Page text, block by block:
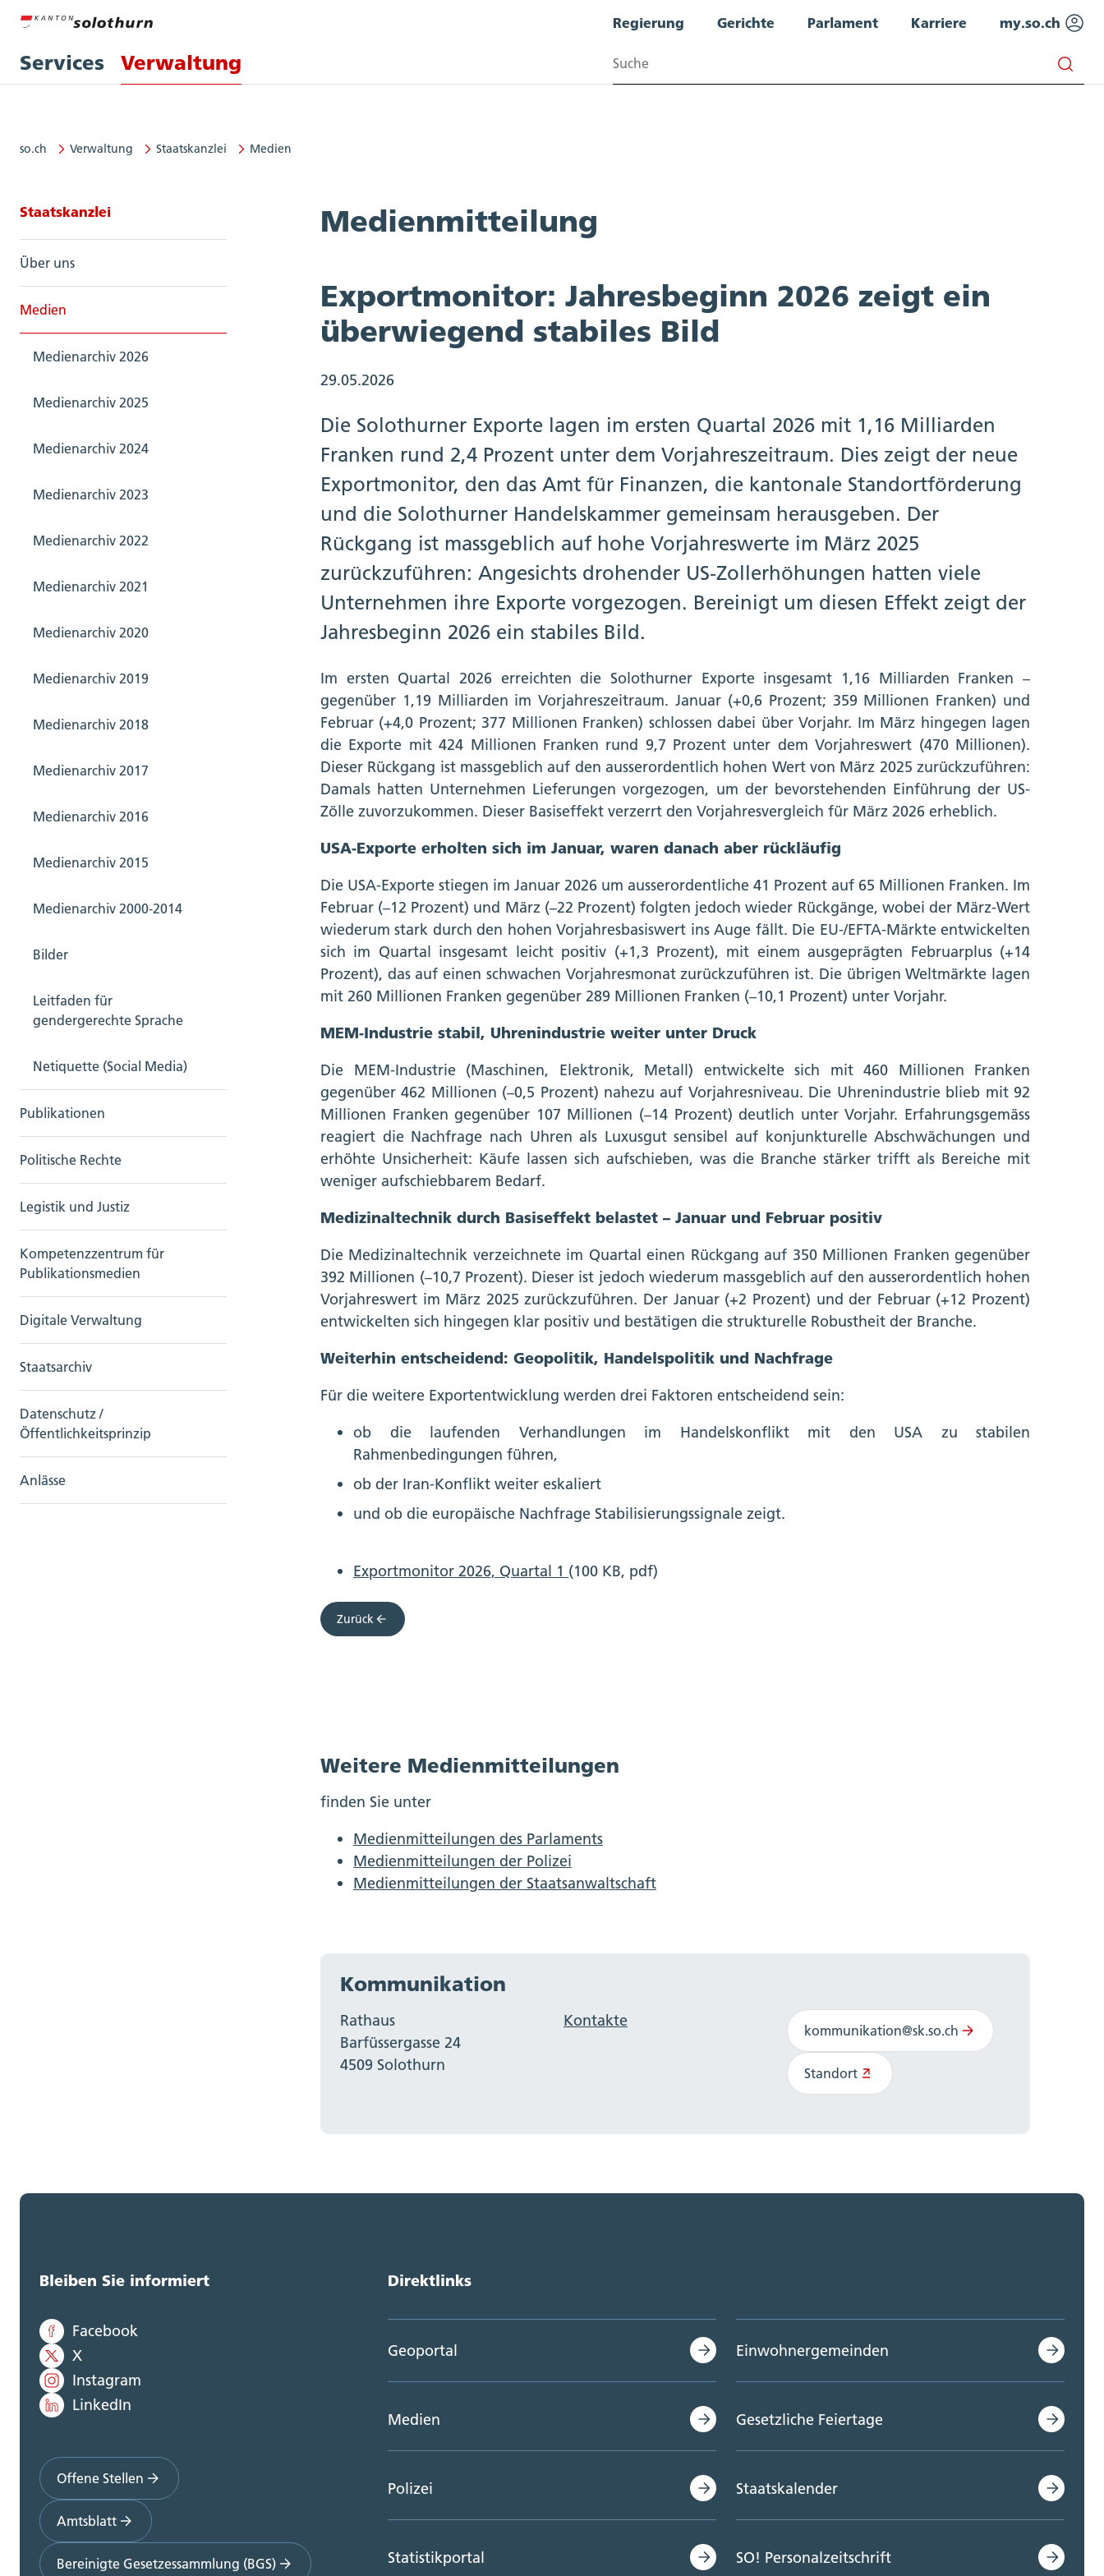
Services Verwaltung
Regierung Gerichte Parlament Karriere my.so.ch
Suchen
so.ch Verwaltung Staatskanzlei Medien
Seitennavigation: Staatskanzlei
Staatskanzlei
Über uns
Medien
Medienarchiv 2026
Medienarchiv 2025
Medienarchiv 2024
Medienarchiv 2023
Medienarchiv 2022
Medienarchiv 2021
Medienarchiv 2020
Medienarchiv 2019
Medienarchiv 2018
Medienarchiv 2017
Medienarchiv 2016
Medienarchiv 2015
Medienarchiv 2000-2014
Bilder
Leitfaden für
gendergerechte Sprache
Netiquette (Social Media)
Publikationen
Politische Rechte
Legistik und Justiz
Kompetenzzentrum für
Publikationsmedien
Digitale Verwaltung
Staatsarchiv
Datenschutz /
Öffentlichkeitsprinzip
Anlässe
Medienmitteilung
Exportmonitor: Jahresbeginn 2026 zeigt ein
überwiegend stabiles Bild
29.05.2026
Die Solothurner Exporte lagen im ersten Quartal 2026 mit 1,16 Milliarden
Franken rund 2,4 Prozent unter dem Vorjahreszeitraum. Dies zeigt der neue
Exportmonitor, den das Amt für Finanzen, die kantonale Standortförderung
und die Solothurner Handelskammer gemeinsam herausgeben. Der
Rückgang ist massgeblich auf hohe Vorjahreswerte im März 2025
zurückzuführen: Angesichts drohender US-Zollerhöhungen hatten viele
Unternehmen ihre Exporte vorgezogen. Bereinigt um diesen Effekt zeigt der
Jahresbeginn 2026 ein stabiles Bild.
Im ersten Quartal 2026 erreichten die Solothurner Exporte insgesamt 1,16 Milliarden Franken –
gegenüber 1,19 Milliarden im Vorjahreszeitraum. Januar (+0,6 Prozent; 359 Millionen Franken) und
Februar (+4,0 Prozent; 377 Millionen Franken) schlossen dabei über Vorjahr. Im März hingegen lagen
die Exporte mit 424 Millionen Franken rund 9,7 Prozent unter dem Vorjahreswert (470 Millionen).
Dieser Rückgang ist massgeblich auf den ausserordentlich hohen Wert von März 2025 zurückzuführen:
Damals hatten Unternehmen Lieferungen vorgezogen, um der bevorstehenden Einführung der US-
Zölle zuvorzukommen. Dieser Basiseffekt verzerrt den Vorjahresvergleich für März 2026 erheblich.
USA-Exporte erholten sich im Januar, waren danach aber rückläufig
Die USA-Exporte stiegen im Januar 2026 um ausserordentliche 41 Prozent auf 65 Millionen Franken. Im
Februar (–12 Prozent) und März (–22 Prozent) folgten jedoch wieder Rückgänge, wobei der März-Wert
wiederum stark durch den hohen Vorjahresbasiswert ins Auge fällt. Die EU-/EFTA-Märkte entwickelten
sich im Quartal insgesamt leicht positiv (+1,3 Prozent), mit einem ausgeprägten Februarplus (+14
Prozent), das auf einen schwachen Vorjahresmonat zurückzuführen ist. Die übrigen Weltmärkte lagen
mit 260 Millionen Franken gegenüber 289 Millionen Franken (–10,1 Prozent) unter Vorjahr.
MEM-Industrie stabil, Uhrenindustrie weiter unter Druck
Die MEM-Industrie (Maschinen, Elektronik, Metall) entwickelte sich mit 460 Millionen Franken
gegenüber 462 Millionen (–0,5 Prozent) nahezu auf Vorjahresniveau. Die Uhrenindustrie blieb mit 92
Millionen Franken gegenüber 107 Millionen (–14 Prozent) deutlich unter Vorjahr. Erfahrungsgemäss
reagiert die Nachfrage nach Uhren als Luxusgut sensibel auf konjunkturelle Abschwächungen und
erhöhte Unsicherheit: Käufe lassen sich aufschieben, was die Branche stärker trifft als Bereiche mit
weniger aufschiebbarem Bedarf.
Medizinaltechnik durch Basiseffekt belastet – Januar und Februar positiv
Die Medizinaltechnik verzeichnete im Quartal einen Rückgang auf 350 Millionen Franken gegenüber
392 Millionen (–10,7 Prozent). Dieser ist jedoch wiederum massgeblich auf den ausserordentlich hohen
Vorjahreswert im März 2025 zurückzuführen. Der Januar (+2 Prozent) und der Februar (+12 Prozent)
entwickelten sich hingegen klar positiv und bestätigen die strukturelle Robustheit der Branche.
Weiterhin entscheidend: Geopolitik, Handelspolitik und Nachfrage
Für die weitere Exportentwicklung werden drei Faktoren entscheidend sein:
ob die laufenden Verhandlungen im Handelskonflikt mit den USA zu stabilen
Rahmenbedingungen führen,
ob der Iran-Konflikt weiter eskaliert
und ob die europäische Nachfrage Stabilisierungssignale zeigt.
Exportmonitor 2026, Quartal 1 (100 KB, pdf)
Zurück
Weitere Medienmitteilungen
finden Sie unter
Medienmitteilungen des Parlaments
Medienmitteilungen der Polizei
Medienmitteilungen der Staatsanwaltschaft
Kommunikation
Rathaus
Barfüssergasse 24
4509 Solothurn
Kontakte
kommunikation@sk.so.ch
Standort
Bleiben Sie informiert
Facebook
X
Instagram
LinkedIn
Offene Stellen
Amtsblatt
Bereinigte Gesetzessammlung (BGS)
Direktlinks
Geoportal
Medien
Polizei
Statistikportal
Einwohnergemeinden
Gesetzliche Feiertage
Staatskalender
SO! Personalzeitschrift